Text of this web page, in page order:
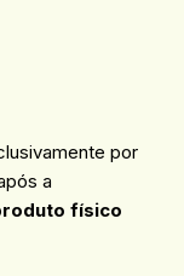
por
a
físico